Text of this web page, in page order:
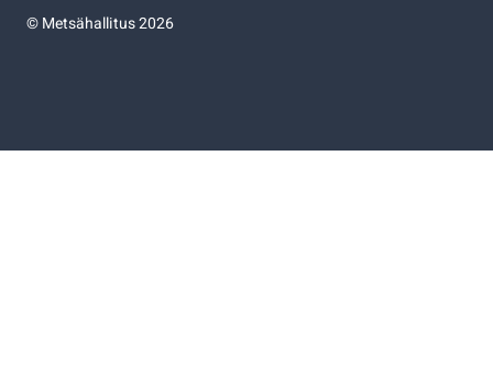
©Metsähallitus 2026